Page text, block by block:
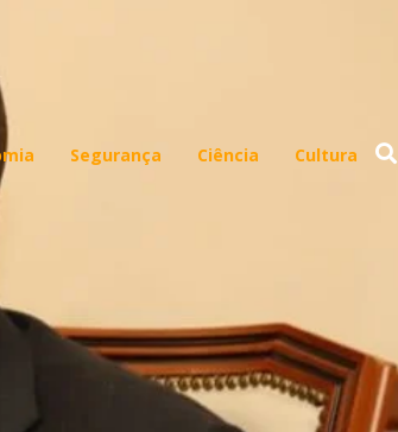
Segurança Ciência Cultura